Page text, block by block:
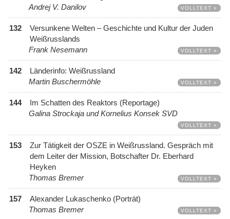
Andrej V. Danilov
VOLLTEXT »
132
Versunkene Welten – Geschichte und Kultur der Juden
Weißrusslands
Frank Nesemann
VOLLTEXT »
142
Länderinfo: Weißrussland
Martin Buschermöhle
VOLLTEXT »
144
Im Schatten des Reaktors (Reportage)
Galina Strockaja und Kornelius Konsek SVD
VOLLTEXT »
153
Zur Tätigkeit der OSZE in Weißrussland. Gespräch mit
dem Leiter der Mission, Botschafter Dr. Eberhard
Heyken
Thomas Bremer
VOLLTEXT »
157
Alexander Lukaschenko (Porträt)
Thomas Bremer
VOLLTEXT »